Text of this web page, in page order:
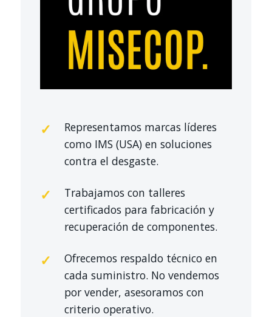
Representamos marcas líderes
como IMS (USA) en soluciones
contra el desgaste.
Trabajamos con talleres
certificados para fabricación y
recuperación de componentes.
Ofrecemos respaldo técnico en
cada suministro. No vendemos
por vender, asesoramos con
criterio operativo.